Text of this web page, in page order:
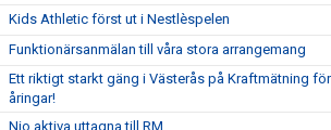
Kids Athletic först ut i Nestlèspelen
Funktionärsanmälan till våra stora arrangemang
Ett riktigt starkt gäng i Västerås på Kraftmätning
åringar!
Nio aktiva uttagna till RM